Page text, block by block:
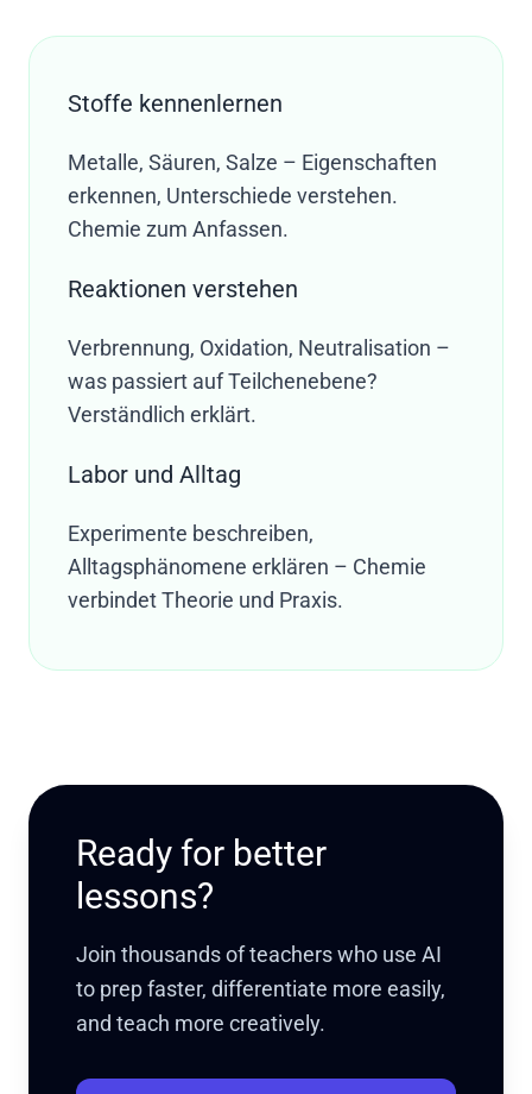
Stoffe kennenlernen
Metalle, Säuren, Salze – Eigenschaften
erkennen, Unterschiede verstehen.
Chemie zum Anfassen.
Reaktionen verstehen
Verbrennung, Oxidation, Neutralisation –
was passiert auf Teilchenebene?
Verständlich erklärt.
Labor und Alltag
Experimente beschreiben,
Alltagsphänomene erklären – Chemie
verbindet Theorie und Praxis.
Ready for better
lessons?
Join thousands of teachers who use AI
to prep faster, differentiate more easily,
and teach more creatively.